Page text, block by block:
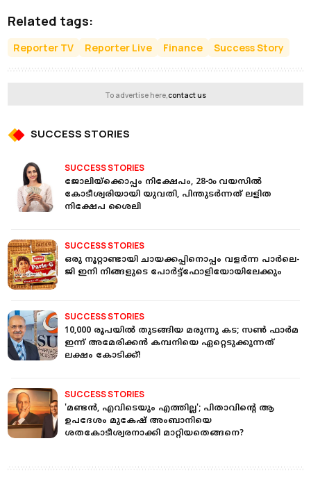
Related tags:
Reporter TV Reporter Live Finance Success Story
To advertise here,contact us
SUCCESS STORIES
SUCCESS STORIES
ജോലിയ്ക്കൊപ്പം നിക്ഷേപം, 28-ാം വയസിൽ
കോടീശ്വരിയായി യുവതി, പിന്തുടർന്നത് ലളിത
നിക്ഷേപ ശൈലി
SUCCESS STORIES
ഒരു നൂറ്റാണ്ടായി ചായക്കപ്പിനൊപ്പം വളർന്ന പാർലെ-
ജി ഇനി നിങ്ങളുടെ പോർട്ട്ഫോളിയോയിലേക്കും
SUCCESS STORIES
10,000 രൂപയില്‍ തുടങ്ങിയ മരുന്നു കട; സണ്‍ ഫാര്‍മ
ഇന്ന് അമേരിക്കന്‍ കമ്പനിയെ ഏറ്റെടുക്കുന്നത്
ലക്ഷം കോടിക്ക്!
SUCCESS STORIES
'മണ്ടൻ, എവിടെയും എത്തില്ല'; പിതാവിന്റെ ആ
ഉപദേശം മുകേഷ് അംബാനിയെ
ശതകോടീശ്വരനാക്കി മാറ്റിയതെങ്ങനെ?